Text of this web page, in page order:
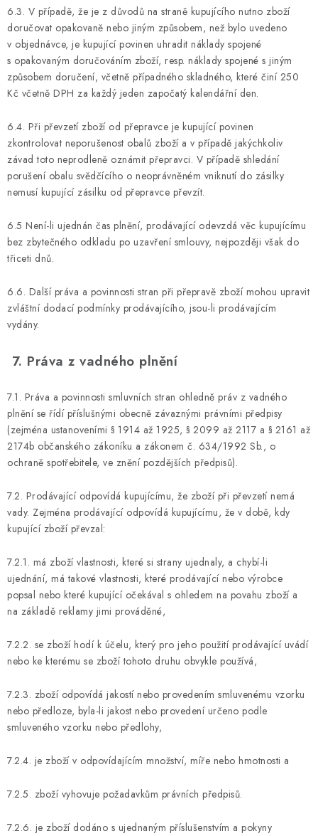
6.3. V případě, že je z důvodů na straně kupujícího nutno zboží
doručovat opakovaně nebo jiným způsobem, než bylo uvedeno
v objednávce, je kupující povinen uhradit náklady spojené
s opakovaným doručováním zboží, resp. náklady spojené s jiným
způsobem doručení, včetně případného skladného, které činí 250
Kč včetně DPH za každý jeden započatý kalendářní den.
6.4. Při převzetí zboží od přepravce je kupující povinen
zkontrolovat neporušenost obalů zboží a v případě jakýchkoliv
závad toto neprodleně oznámit přepravci. V případě shledání
porušení obalu svědčícího o neoprávněném vniknutí do zásilky
nemusí kupující zásilku od přepravce převzít.
6.5 Není-li ujednán čas plnění, prodávající odevzdá věc kupujícímu
bez zbytečného odkladu po uzavření smlouvy, nejpozději však do
třiceti dnů.
6.6. Další práva a povinnosti stran při přepravě zboží mohou upravit
zvláštní dodací podmínky prodávajícího, jsou-li prodávajícím
vydány.
7. Práva z vadného plnění
7.1. Práva a povinnosti smluvních stran ohledně práv z vadného
plnění se řídí příslušnými obecně závaznými právními předpisy
(zejména ustanoveními § 1914 až 1925, § 2099 až 2117 a § 2161 až
2174b občanského zákoníku a zákonem č. 634/1992 Sb., o
ochraně spotřebitele, ve znění pozdějších předpisů).
7.2. Prodávající odpovídá kupujícímu, že zboží při převzetí nemá
vady. Zejména prodávající odpovídá kupujícímu, že v době, kdy
kupující zboží převzal:
7.2.1. má zboží vlastnosti, které si strany ujednaly, a chybí-li
ujednání, má takové vlastnosti, které prodávající nebo výrobce
popsal nebo které kupující očekával s ohledem na povahu zboží a
na základě reklamy jimi prováděné,
7.2.2. se zboží hodí k účelu, který pro jeho použití prodávající uvádí
nebo ke kterému se zboží tohoto druhu obvykle používá,
7.2.3. zboží odpovídá jakostí nebo provedením smluvenému vzorku
nebo předloze, byla-li jakost nebo provedení určeno podle
smluveného vzorku nebo předlohy,
7.2.4. je zboží v odpovídajícím množství, míře nebo hmotnosti a
7.2.5. zboží vyhovuje požadavkům právních předpisů.
7.2.6. je zboží dodáno s ujednaným příslušenstvím a pokyny